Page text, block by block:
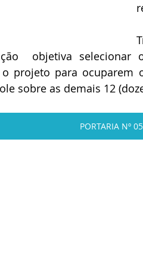
objetiva selecionar
projeto para ocuparem
sobre as demais 12
PORTARIA Nº